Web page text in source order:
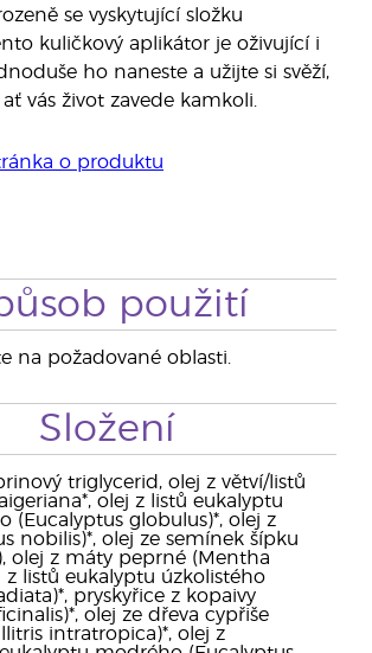
se vyskytující složku
kuličkový aplikátor je oživující i
ho naneste a užijte si svěží,
vás život zavede kamkoli.
o produktu
použití
na požadované oblasti.
Složení
triglycerid, olej z větví/listů
olej z listů eukalyptu
(Eucalyptus globulus)*, olej z
nobilis)*, olej ze semínek šípku
olej z máty peprné (Mentha
z listů eukalyptu úzkolistého
pryskyřice z kopaivy
olej ze dřeva cypřiše
intratropica)*, olej z